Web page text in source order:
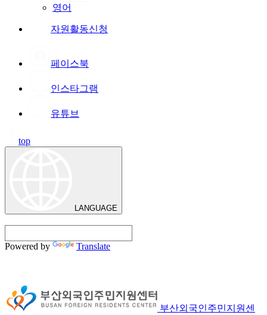
영어
자원활동신청
페이스북
인스타그램
유튜브
top
LANGUAGE
Powered by Translate
부산외국인주민지원센